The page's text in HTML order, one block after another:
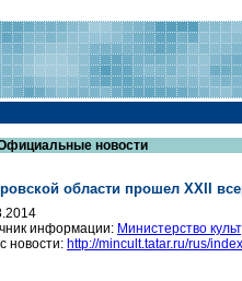
новости
области прошел ХХII
информации: Министерство
новости: http://mincult.tatar.ru/rus/